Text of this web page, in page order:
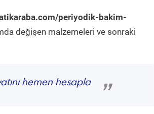
periyodik-bakim-
değişen malzemeleri ve sonraki
hemen hesapla
”